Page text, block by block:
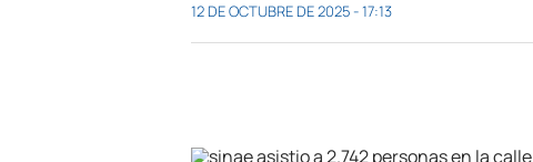
12 DE OCTUBRE DE 2025 - 17:13